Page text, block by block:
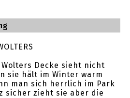
Decke sieht nicht
sie hält im Winter warm
man sich herrlich im Park
sicher zieht sie aber die